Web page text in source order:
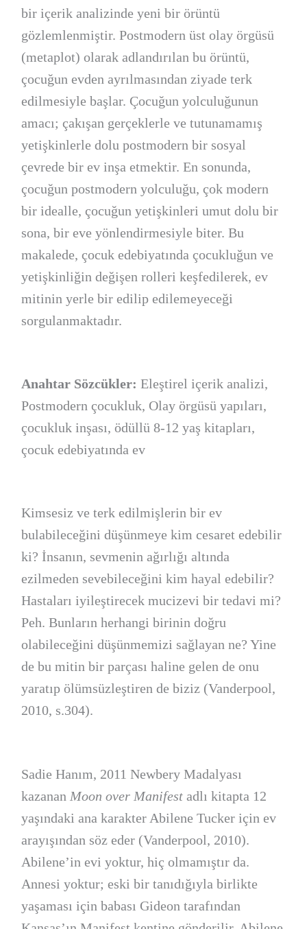
bir içerik analizinde yeni bir örüntü
gözlemlenmiştir. Postmodern üst olay örgüsü
(metaplot) olarak adlandırılan bu örüntü,
çocuğun evden ayrılmasından ziyade terk
edilmesiyle başlar. Çocuğun yolculuğunun
amacı; çakışan gerçeklerle ve tutunamamış
yetişkinlerle dolu postmodern bir sosyal
çevrede bir ev inşa etmektir. En sonunda,
çocuğun postmodern yolculuğu, çok modern
bir idealle, çocuğun yetişkinleri umut dolu bir
sona, bir eve yönlendirmesiyle biter. Bu
makalede, çocuk edebiyatında çocukluğun ve
yetişkinliğin değişen rolleri keşfedilerek, ev
mitinin yerle bir edilip edilemeyeceği
sorgulanmaktadır.
Anahtar Sözcükler: Eleştirel içerik analizi,
Postmodern çocukluk, Olay örgüsü yapıları,
çocukluk inşası, ödüllü 8-12 yaş kitapları,
çocuk edebiyatında ev
Kimsesiz ve terk edilmişlerin bir ev
bulabileceğini düşünmeye kim cesaret edebilir
ki? İnsanın, sevmenin ağırlığı altında
ezilmeden sevebileceğini kim hayal edebilir?
Hastaları iyileştirecek mucizevi bir tedavi mi?
Peh. Bunların herhangi birinin doğru
olabileceğini düşünmemizi sağlayan ne? Yine
de bu mitin bir parçası haline gelen de onu
yaratıp ölümsüzleştiren de biziz (Vanderpool,
2010, s.304).
Sadie Hanım, 2011 Newbery Madalyası
kazanan Moon over Manifestadlı kitapta 12
yaşındaki ana karakter Abilene Tucker için ev
arayışından söz eder (Vanderpool, 2010).
Abilene’in evi yoktur, hiç olmamıştır da.
Annesi yoktur; eski bir tanıdığıyla birlikte
yaşaması için babası Gideon tarafından